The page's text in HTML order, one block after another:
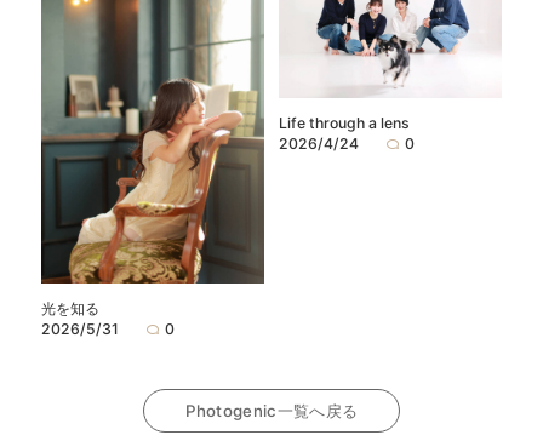
光を知る
2026/5/31
0
Life through a lens
2026/4/24
0
Photogenic一覧へ戻る